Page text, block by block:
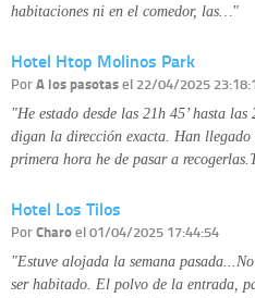
habitaciones ni en el comedor, las…"
Hotel Htop Molinos Park
PorA los pasotasel 22/04/2025
"He estado desde las 21h 45’ hasta
digan la dirección exacta. Han llegado
primera hora he de pasar a
Hotel Los Tilos
PorCharoel 01/04/2025 17:44:54
"Estuve alojada la semana
ser habitado. El polvo de la entrada,